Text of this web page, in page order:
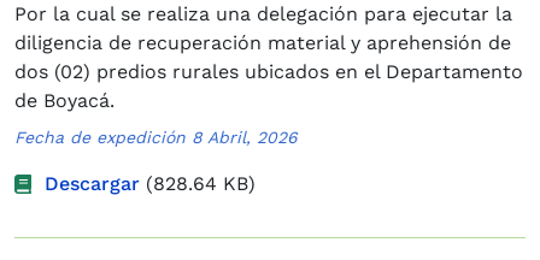
Por la cual se realiza una delegación para ejecutar la
diligencia de recuperación material y aprehensión de
dos (02) predios rurales ubicados en el Departamento
de Boyacá.
Fecha de expedición 8 Abril, 2026
Descargar (828.64 KB)